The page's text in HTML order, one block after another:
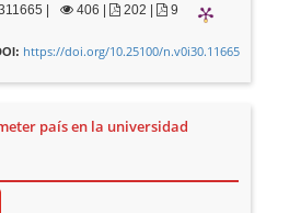
| 406 | 202 | 9
https://doi.org/10.25100/n.v0i30.11665
país en la universidad